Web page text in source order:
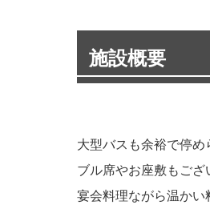
施設概要
大型バスも余裕で停
ブル席やお座敷もご
宴会料理ながら温かい